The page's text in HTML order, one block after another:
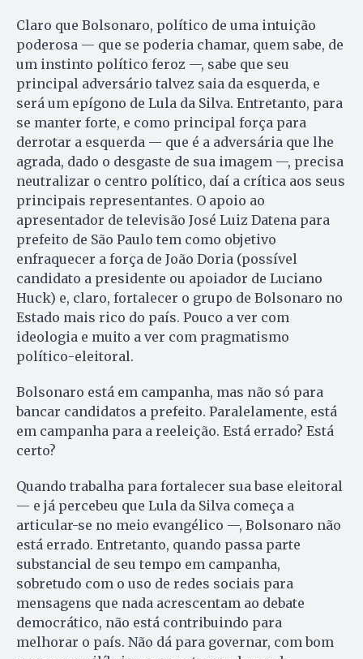
Claro que Bolsonaro, político de uma intuição
poderosa — que se poderia chamar, quem sabe, de
um instinto político feroz —, sabe que seu
principal adversário talvez saia da esquerda, e
será um epígono de Lula da Silva. Entretanto, para
se manter forte, e como principal força para
derrotar a esquerda — que é a adversária que lhe
agrada, dado o desgaste de sua imagem —, precisa
neutralizar o centro político, daí a crítica aos seus
principais representantes. O apoio ao
apresentador de televisão José Luiz Datena para
prefeito de São Paulo tem como objetivo
enfraquecer a força de João Doria (possível
candidato a presidente ou apoiador de Luciano
Huck) e, claro, fortalecer o grupo de Bolsonaro no
Estado mais rico do país. Pouco a ver com
ideologia e muito a ver com pragmatismo
político-eleitoral.
Bolsonaro está em campanha, mas não só para
bancar candidatos a prefeito. Paralelamente, está
em campanha para a reeleição. Está errado? Está
certo?
Quando trabalha para fortalecer sua base eleitoral
— e já percebeu que Lula da Silva começa a
articular-se no meio evangélico —, Bolsonaro não
está errado. Entretanto, quando passa parte
substancial de seu tempo em campanha,
sobretudo com o uso de redes sociais para
mensagens que nada acrescentam ao debate
democrático, não está contribuindo para
melhorar o país. Não dá para governar, com bom